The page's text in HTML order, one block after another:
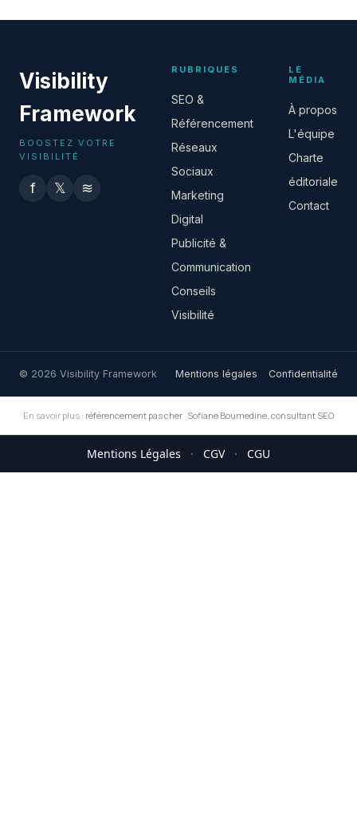
Visibility
Framework
BOOSTEZ VOTRE
VISIBILITÉ
f 𝕏 ≋
RUBRIQUES
SEO &
Référencement
Réseaux
Sociaux
Marketing
Digital
Publicité &
Communication
Conseils
Visibilité
LE
MÉDIA
À propos
L'équipe
Charte
éditoriale
Contact
© 2026 Visibility Framework Mentions légales Confidentialité
En savoir plus : référencement pas cher · Sofiane Boumedine, consultant SEO
Mentions Légales · CGV · CGU